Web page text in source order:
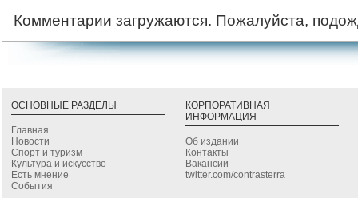
Комментарии загружаются. Пожалуйста,
ОСНОВНЫЕ РАЗДЕЛЫ
Главная
Новости
Спорт и туризм
Культура и искусство
Есть мнение
События
КОРПОРАТИВНАЯ
ИНФОРМАЦИЯ
Об издании
Контакты
Вакансии
twitter.com/contrasterra